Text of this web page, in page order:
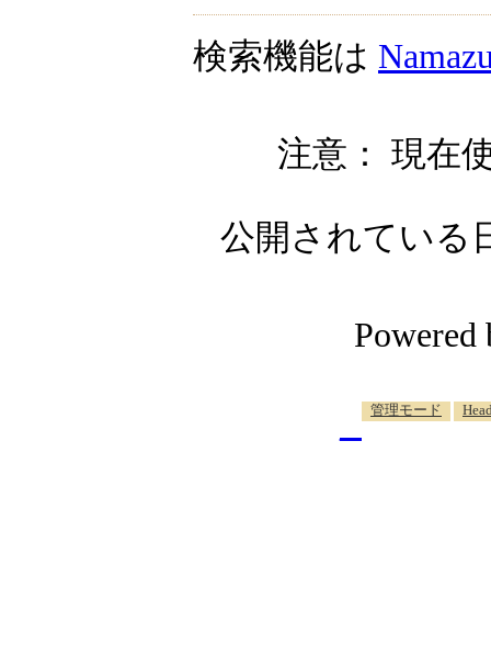
検索機能は
注意： 現在
公開されている
管理モード